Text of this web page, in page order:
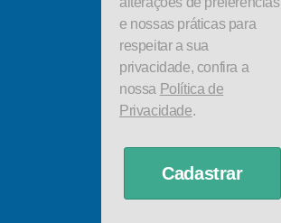
e nossas práticas para
respeitar a sua
privacidade, confira a
nossa Política de
Privacidade.
Cadastrar